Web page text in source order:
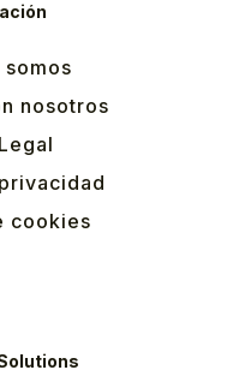
somos
nosotros
cookies